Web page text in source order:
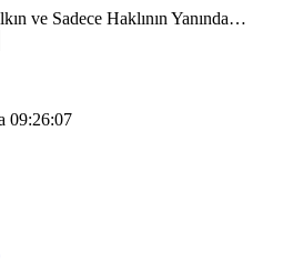
ve Sadece Haklının Yanında…
09:26:07